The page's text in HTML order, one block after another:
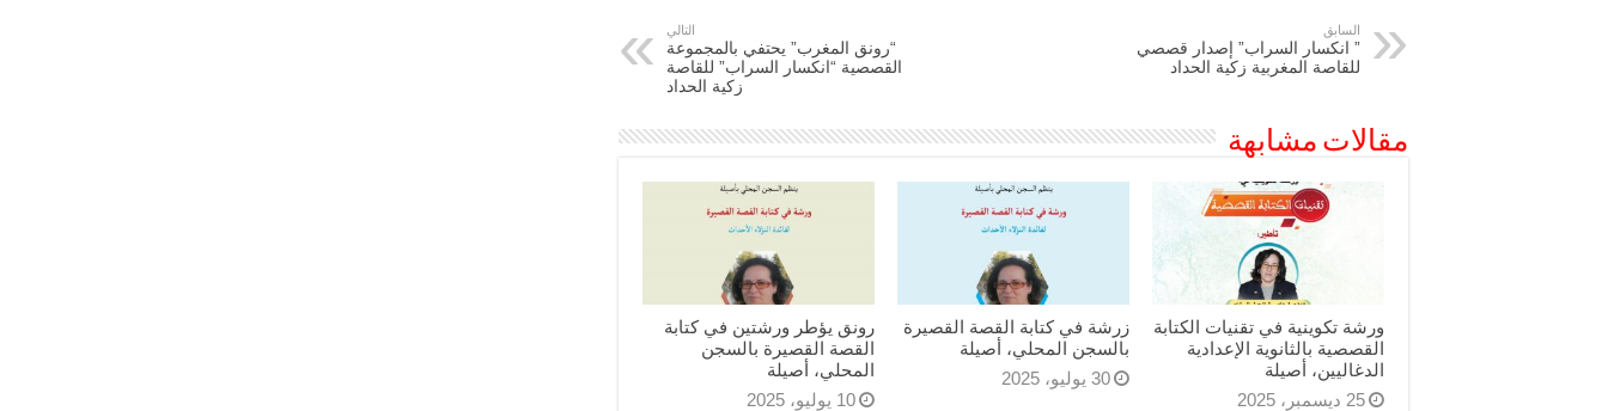
السابق
” انكسار السراب” إصدار قصصي
للقاصة المغربية زكية الحداد
التالي
“رونق المغرب” يحتفي بالمجموعة
القصصية “انكسار السراب” للقاصة
زكية الحداد
مقالات مشابهة
ورشة تكوينية في تقنيات الكتابة
القصصية بالثانوية الإعدادية
الدغاليين، أصيلة
25 ديسمبر، 2025
زرشة في كتابة القصة القصيرة
بالسجن المحلي، أصيلة
30 يوليو، 2025
رونق يؤطر ورشتين في كتابة
القصة القصيرة بالسجن
المحلي، أصيلة
10 يوليو، 2025